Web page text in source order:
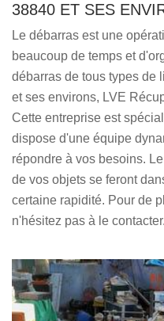
38840 ET SES
Le débarras est une
beaucoup de temps et
débarras de tous types de
et ses environs, LVE
Cette entreprise est
dispose d'une équipe
répondre à vos besoins.
de vos objets se feront
certaine rapidité. Pour de
n'hésitez pas à le contacter.